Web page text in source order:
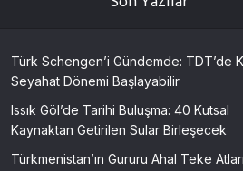
Türk Schengen’i Gündemde: TDT’de
Seyahat Dönemi Başlayabilir
Issık Göl’de Tarihi Buluşma: 40 Kutsal
Kaynaktan Getirilen Sular Birleşecek
Türkmenistan’ın Gururu Ahal Teke